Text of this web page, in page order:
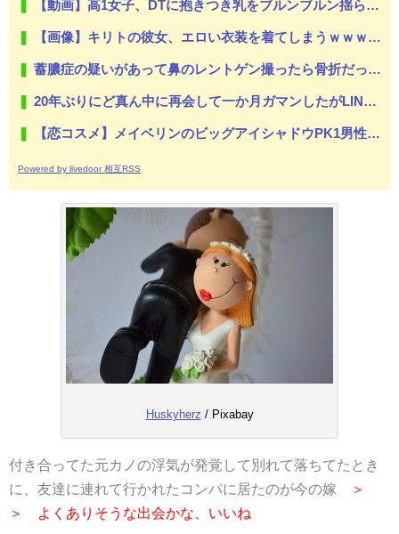
【動画】高1女子、DTに抱きつき乳をブルンブルン揺らしてしまう！
【画像】キリトの彼女、エロい衣装を着てしまうｗｗｗｗｗｗ
蓄膿症の疑いがあって鼻のレントゲン撮ったら骨折だった。そういや幼稚園の頃顔面着地したことがあったが、 母ちゃん当時気づかなかったのかよ・・・
20年ぶりにど真ん中に再会して一か月ガマンしたがLINEで「たまに二人で昔話ができる友達になろう」的なメッセ送信した。昨日まで既読無視
【恋コスメ】メイベリンのビッグアイシャドウPK1男性からの評判めちゃくちゃ良い。
Powered by livedoor 相互RSS
Huskyherz / Pixabay
付き合ってた元カノの浮気が発覚して別れて落ちてたとき
に、友達に連れて行かれたコンパに居たのが今の嫁
＞
＞ よくありそうな出会かな、いいね